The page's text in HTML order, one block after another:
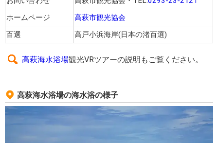
ホームページ
高萩市観光協会
百選
高戸小浜海岸(日本の渚百選)
高萩海水浴場観光VRツアーの説明もご覧ください。
高萩海水浴場の海水浴の様子